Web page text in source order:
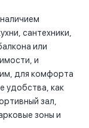
сантехники,
или
и
для комфорта
удобства, как
зал,
зоны и